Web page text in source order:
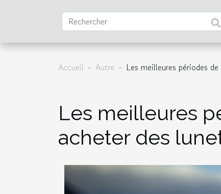
Accueil Autre Les meilleures périodes
Les meilleures
acheter des